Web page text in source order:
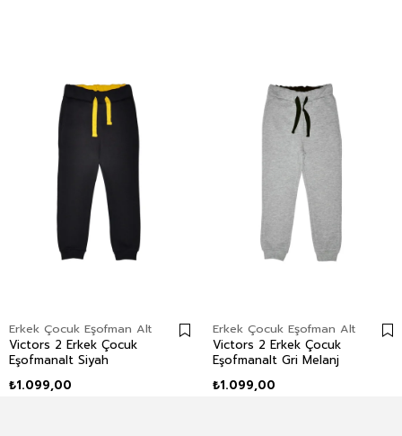
Erkek Çocuk Eşofman Alt
Victors 2 Erkek Çocuk
Eşofmanalt Siyah
₺1.099,00
Erkek Çocuk Eşofman Alt
Victors 2 Erkek Çocuk
Eşofmanalt Gri Melanj
₺1.099,00